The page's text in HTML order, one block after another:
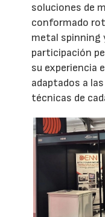
soluciones de
conformado
metal spinning
participación
su experiencia
adaptados a
técnicas de